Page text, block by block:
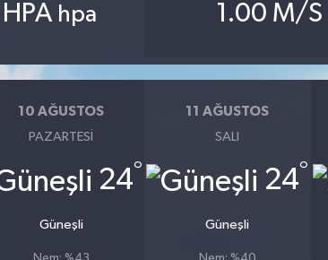
hpa 1.00 M/S
10 AĞUSTOS
PAZARTESI
24°
Güneşli
11 AĞUSTOS
SALI
24°
Güneşli